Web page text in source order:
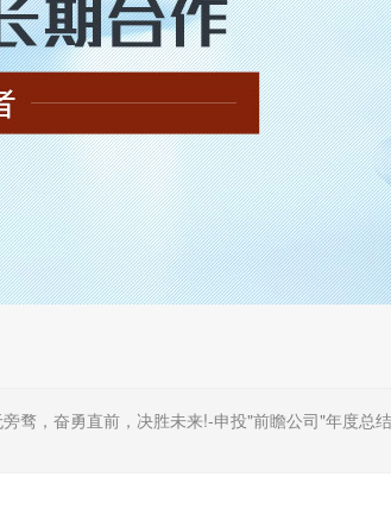
骛，奋勇直前，决胜未来!-申投"前瞻公司"年度总